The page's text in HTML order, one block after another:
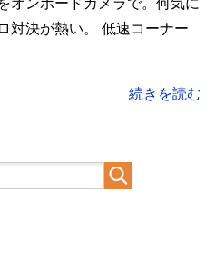
オンボードカメラで。何気に
対決が熱い。 低速コーナー
続きを読む